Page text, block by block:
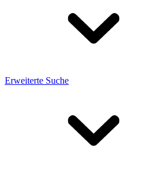
Erweiterte Suche